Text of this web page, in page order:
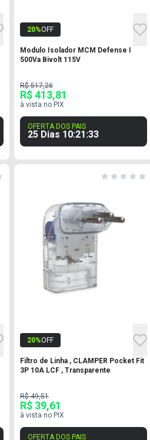
20%OFF
Modulo Isolador MCM Defense I
500Va Bivolt 115V
R$ 517,26
R$ 413,81
à vista no PIX
OFERTA DOS PAIS
25 Dias 10:21 :32
20%OFF
Filtro de Linha , CLAMPER Pocket Fit
3P 10A LCF , Transparente
R$ 49,51
R$ 39,61
à vista no PIX
OFERTA DOS PAIS